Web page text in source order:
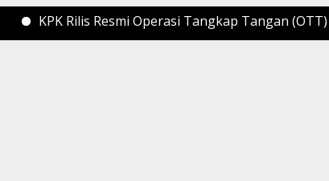
KPK Rilis Resmi Operasi Tangkap Tangan (OTT)